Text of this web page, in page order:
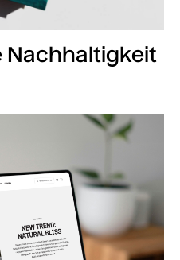
Nachhaltigkeit